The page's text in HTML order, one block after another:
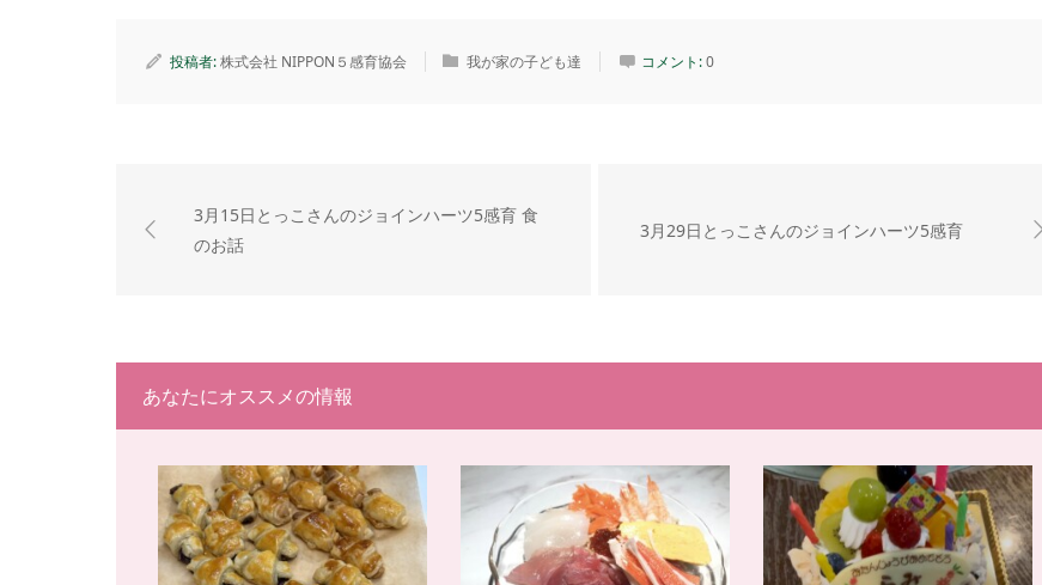
投稿者:株式会社 NIPPON５感育協会 我が家の子ども達 コメント:0
3月15日とっこさんのジョインハーツ5感育 食
のお話
3月29日とっこさんのジョインハーツ5感育
あなたにオススメの情報